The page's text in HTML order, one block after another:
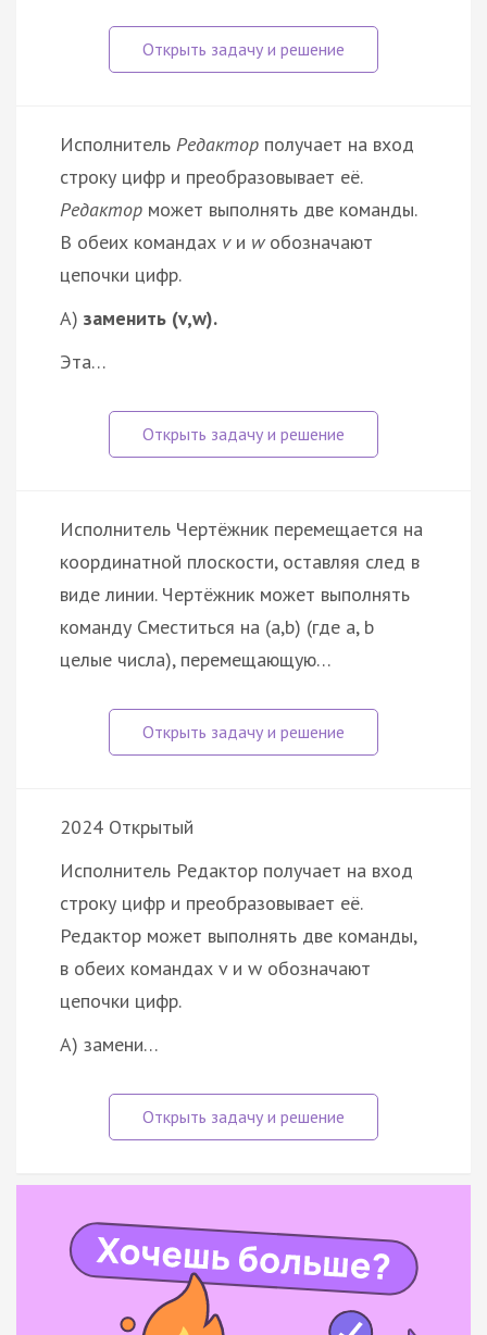
Исполнитель Редактор получает на вход
строку цифр и преобразовывает её.
Редактор может выполнять две команды.
В обеих командах vи wобозначают
цепочки цифр.
A) заменить (v,w).
Эта…
Исполнитель Чертёжник перемещается на
координатной плоскости, оставляя след в
виде линии. Чертёжник может выполнять
команду Сместиться на (a,b) (где a, b
целые числа), перемещающую…
2024 Открытый
Исполнитель Редактор получает на вход
строку цифр и преобразовывает её.
Редактор может выполнять две команды,
в обеих командах v и w обозначают
цепочки цифр.
А) замени…